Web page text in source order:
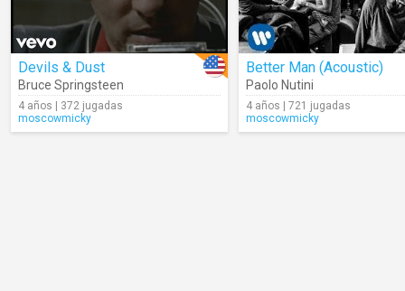
Devils & Dust
Bruce Springsteen
4 años | 372 jugadas
moscowmicky
Better Man (Acoustic)
Paolo Nutini
4 años | 721 jugadas
moscowmicky